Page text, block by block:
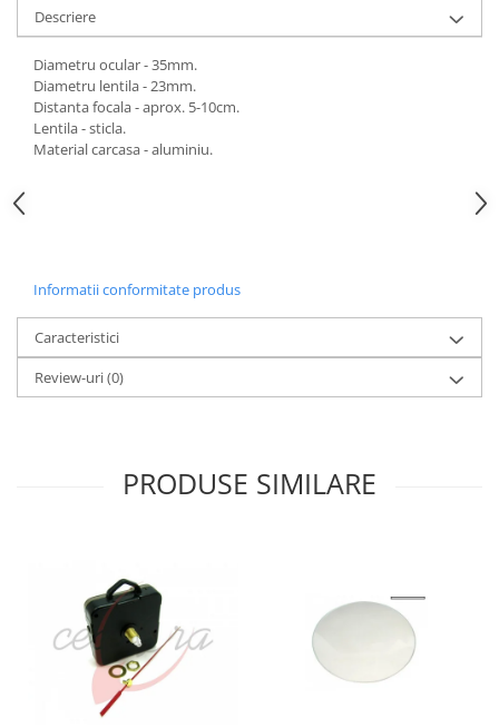
Descriere
Diametru ocular - 35mm.
Diametru lentila - 23mm.
Distanta focala - aprox. 5-10cm.
Lentila - sticla.
Material carcasa - aluminiu.
Informatii conformitate produs
Caracteristici
Review-uri(0)
PRODUSE SIMILARE